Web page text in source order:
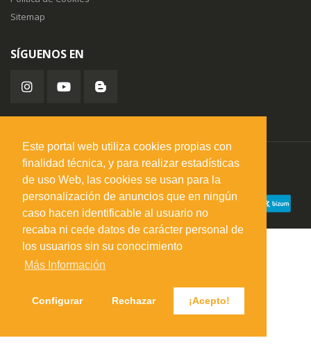
Este portal web utiliza cookies propias con
finalidad técnica, y para realizar estadísticas
de uso Web, las cookies se usan para la
personalización de anuncios que en ningún
caso hacen identificable al usuario no
recaba ni cede datos de carácter personal de
los usuarios sin su conocimiento
Más Información
Configurar Rechazar ¡Acepto!
Sitemap
SÍGUENOS EN
misuperfavorito.com.
© 2026. Todos los derechos reservados.